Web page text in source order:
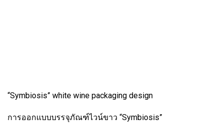
“Symbiosis” white wine packaging design
การออกแบบบรรจุภัณฑ์ไวน์ขาว “Symbiosis”